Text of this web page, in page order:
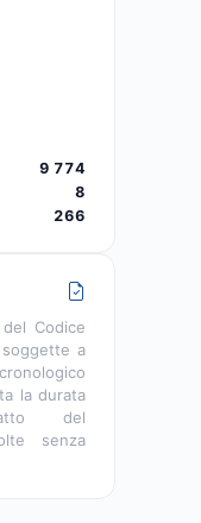
9 774
8
266
Codice
a
la durata
del
senza